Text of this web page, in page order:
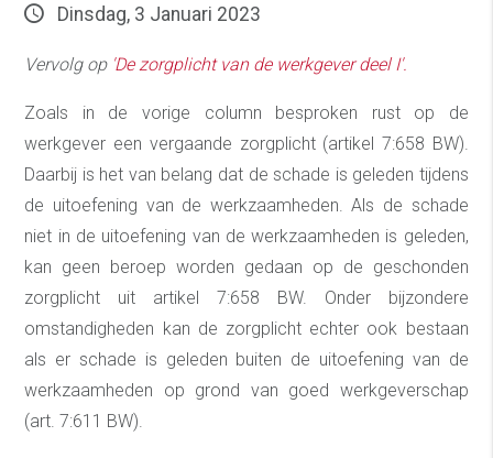
Dinsdag, 3 Januari 2023
Vervolg op 'De zorgplicht van de werkgever deel I'.
Zoals in de vorige column besproken rust op de
werkgever een vergaande zorgplicht (artikel 7:658 BW).
Daarbij is het van belang dat de schade is geleden tijdens
de uitoefening van de werkzaamheden. Als de schade
niet in de uitoefening van de werkzaamheden is geleden,
kan geen beroep worden gedaan op de geschonden
zorgplicht uit artikel 7:658 BW. Onder bijzondere
omstandigheden kan de zorgplicht echter ook bestaan
als er schade is geleden buiten de uitoefening van de
werkzaamheden op grond van goed werkgeverschap
(art. 7:611 BW).